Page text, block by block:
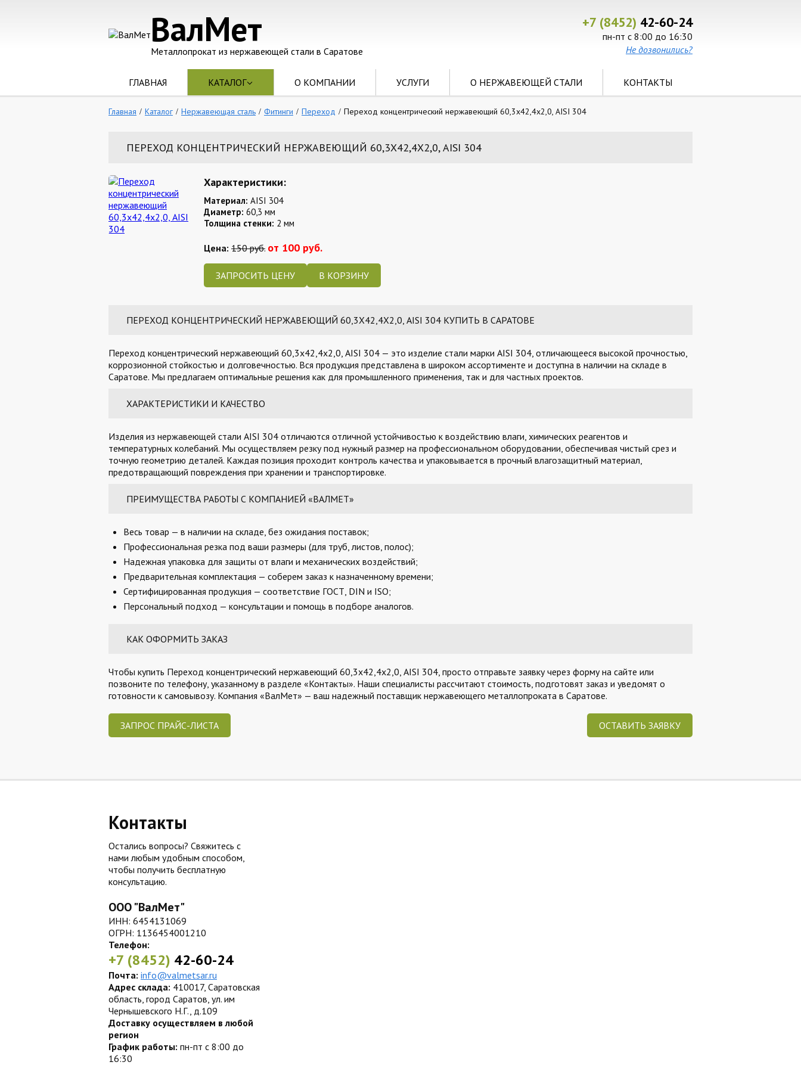
ВалМет
Металлопрокат из нержавеющей стали в Саратове
+7 (8452) 42-60-24
пн-пт с 8:00 до 16:30
Не дозвонились?
ГЛАВНАЯ КАТАЛОГ О КОМПАНИИ УСЛУГИ О НЕРЖАВЕЮЩЕЙ СТАЛИ КОНТАКТЫ
Главная Каталог Нержавеющая сталь Фитинги Переход Переход концентрический нержавеющий 60,3х42,4х2,0, AISI 304
ПЕРЕХОД КОНЦЕНТРИЧЕСКИЙ НЕРЖАВЕЮЩИЙ 60,3Х42,4Х2,0, AISI 304
Характеристики:
Материал: AISI 304
Диаметр: 60,3 мм
Толщина стенки: 2 мм
Цена: 150 руб. от 100 руб.
ЗАПРОСИТЬ ЦЕНУ
ПЕРЕХОД КОНЦЕНТРИЧЕСКИЙ НЕРЖАВЕЮЩИЙ 60,3Х42,4Х2,0, AISI 304 КУПИТЬ В САРАТОВЕ
Переход концентрический нержавеющий 60,3х42,4х2,0, AISI 304 — это изделие стали марки AISI 304, отличающееся высокой прочностью,
коррозионной стойкостью и долговечностью. Вся продукция представлена в широком ассортименте и доступна в наличии на складе в
Саратове. Мы предлагаем оптимальные решения как для промышленного применения, так и для частных проектов.
ХАРАКТЕРИСТИКИ И КАЧЕСТВО
Изделия из нержавеющей стали AISI 304 отличаются отличной устойчивостью к воздействию влаги, химических реагентов и
температурных колебаний. Мы осуществляем резку под нужный размер на профессиональном оборудовании, обеспечивая чистый срез и
точную геометрию деталей. Каждая позиция проходит контроль качества и упаковывается в прочный влагозащитный материал,
предотвращающий повреждения при хранении и транспортировке.
ПРЕИМУЩЕСТВА РАБОТЫ С КОМПАНИЕЙ «ВАЛМЕТ»
Весь товар — в наличии на складе, без ожидания поставок;
Профессиональная резка под ваши размеры (для труб, листов, полос);
Надежная упаковка для защиты от влаги и механических воздействий;
Предварительная комплектация — соберем заказ к назначенному времени;
Сертифицированная продукция — соответствие ГОСТ, DIN и ISO;
Персональный подход — консультации и помощь в подборе аналогов.
КАК ОФОРМИТЬ ЗАКАЗ
Чтобы купить Переход концентрический нержавеющий 60,3х42,4х2,0, AISI 304, просто отправьте заявку через форму на сайте или
позвоните по телефону, указанному в разделе «Контакты». Наши специалисты рассчитают стоимость, подготовят заказ и уведомят о
готовности к самовывозу. Компания «ВалМет» — ваш надежный поставщик нержавеющего металлопроката в Саратове.
ЗАПРОС ПРАЙС-ЛИСТА ОСТАВИТЬ ЗАЯВКУ
Контакты
Остались вопросы? Свяжитесь с
нами любым удобным способом,
чтобы получить бесплатную
консультацию.
ООО "ВалМет"
ИНН: 6454131069
ОГРН: 1136454001210
Телефон:
+7 (8452) 42-60-24
Почта: info@valmetsar.ru
Адрес склада: 410017, Саратовская
область, город Саратов, ул. им
Чернышевского Н.Г., д.109
Доставку осуществляем в любой
регион
График работы: пн-пт с 8:00 до
16:30